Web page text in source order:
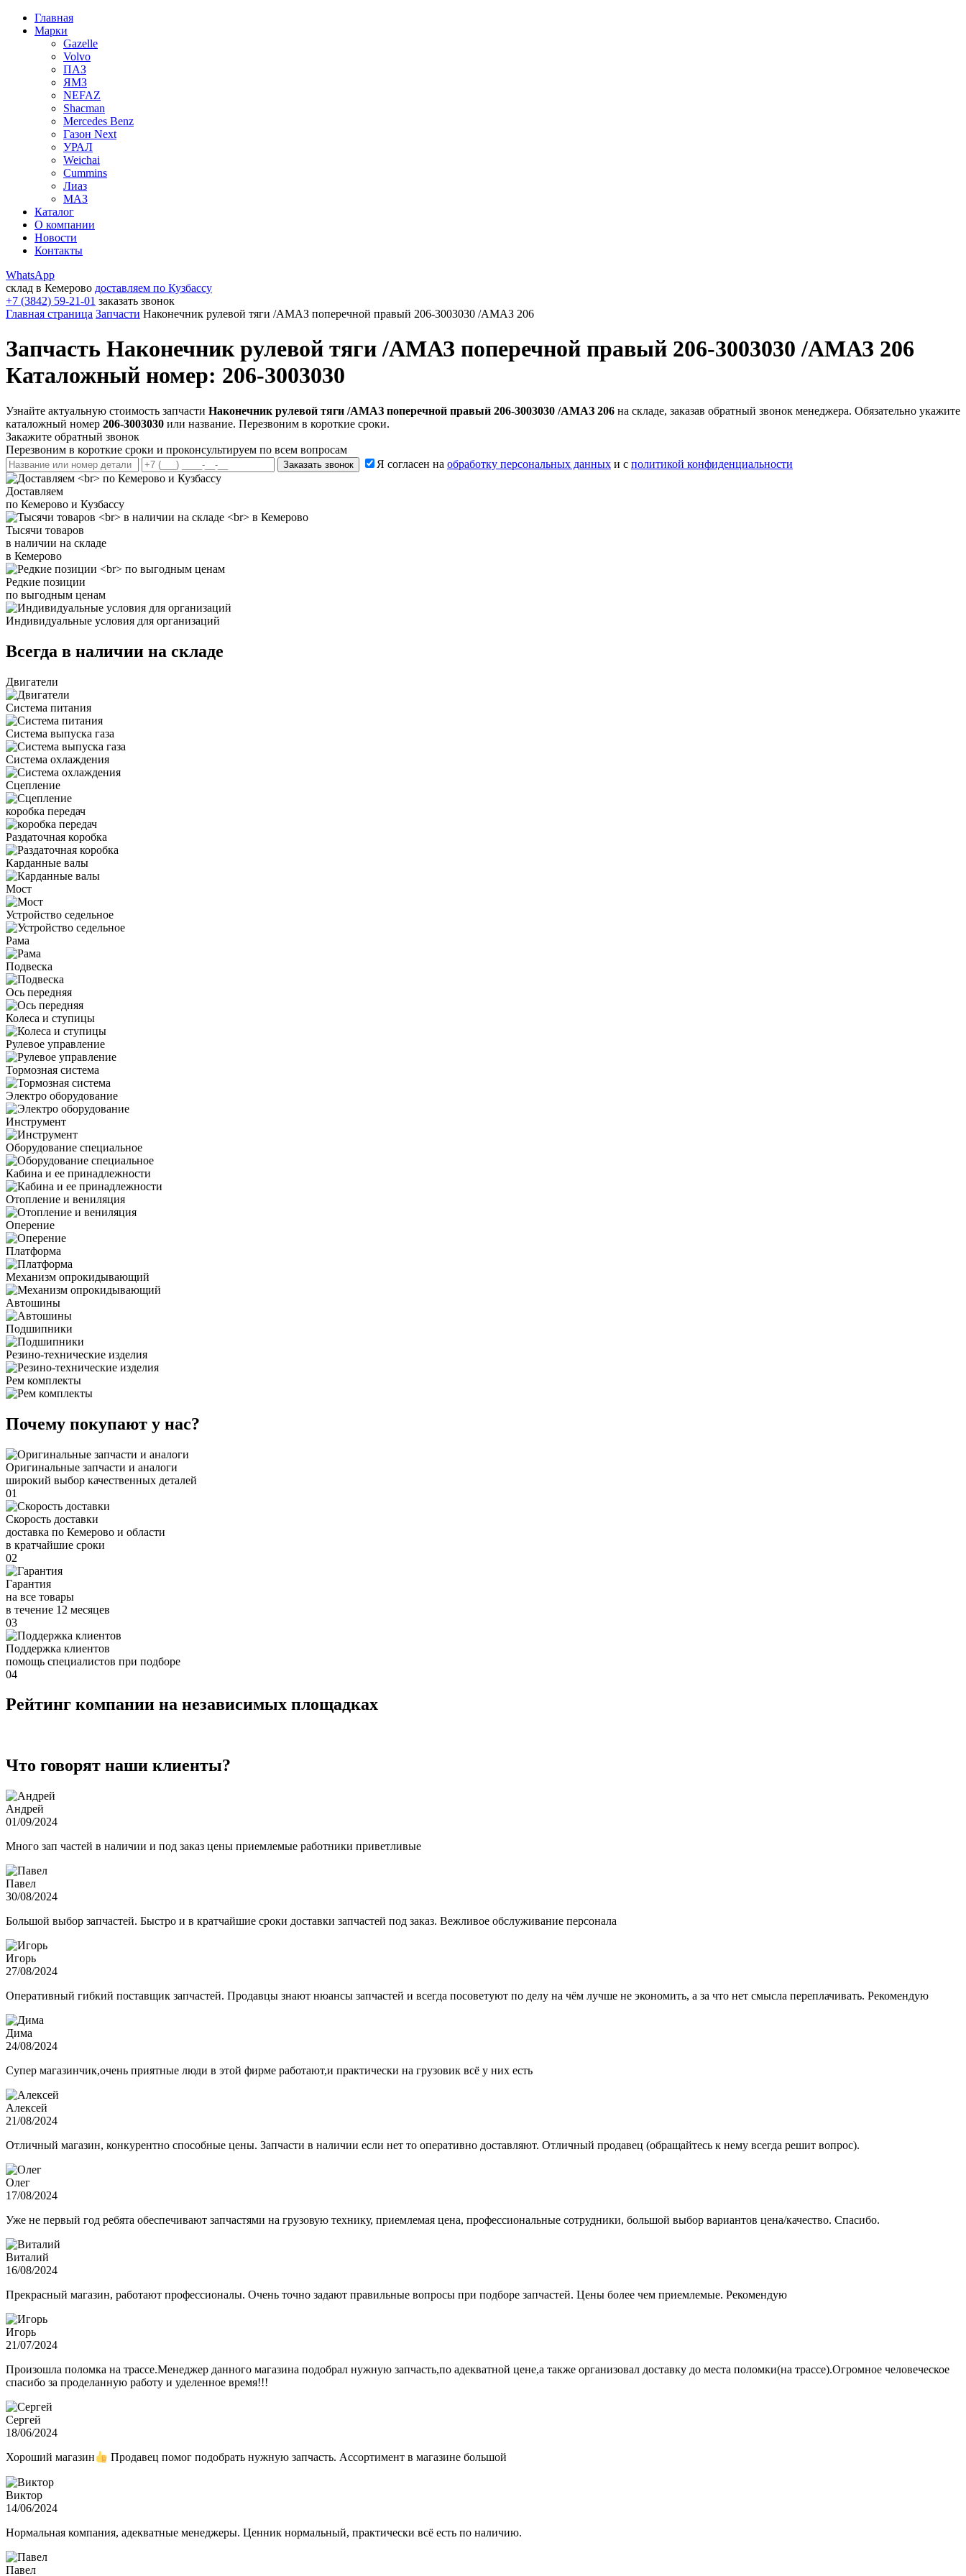
Главная
Марки
Gazelle
Volvo
ПАЗ
ЯМЗ
NEFAZ
Shacman
Mercedes Benz
Газон Next
УРАЛ
Weichai
Cummins
Лиаз
МАЗ
Каталог
О компании
Новости
Контакты
WhatsApp
склад в Кемерово доставляем по Кузбассу
+7 (3842) 59-21-01 заказать звонок
Главная страница Запчасти Наконечник рулевой тяги /АМАЗ поперечной правый 206-3003030 /АМАЗ 206
Запчасть Наконечник рулевой тяги /АМАЗ поперечной правый 206-3003030 /АМАЗ 206
Каталожный номер: 206-3003030
Узнайте актуальную стоимость запчасти Наконечник рулевой тяги /АМАЗ поперечной правый 206-3003030 /АМАЗ 206 на складе, заказав обратный звонок менеджера. Обязательно укажите
каталожный номер 206-3003030 или название. Перезвоним в короткие сроки.
Закажите обратный звонок
Перезвоним в короткие сроки и проконсультируем по всем вопросам
Заказать звонок Я согласен на обработку персональных данных и с политикой конфиденциальности
Доставляем
по Кемерово и Кузбассу
Тысячи товаров
в наличии на складе
в Кемерово
Редкие позиции
по выгодным ценам
Индивидуальные условия для организаций
Всегда в наличии на складе
Двигатели
Система питания
Система выпуска газа
Система охлаждения
Сцепление
коробка передач
Раздаточная коробка
Карданные валы
Мост
Устройство седельное
Рама
Подвеска
Ось передняя
Колеса и ступицы
Рулевое управление
Тормозная система
Электро оборудование
Инструмент
Оборудование специальное
Кабина и ее принадлежности
Отопление и вениляция
Оперение
Платформа
Механизм опрокидывающий
Автошины
Подшипники
Резино-технические изделия
Рем комплекты
Почему покупают у нас?
Оригинальные запчасти и аналоги
широкий выбор качественных деталей
01
Скорость доставки
доставка по Кемерово и области
в кратчайшие сроки
02
Гарантия
на все товары
в течение 12 месяцев
03
Поддержка клиентов
помощь специалистов при подборе
04
Рейтинг компании на независимых площадках
Что говорят наши клиенты?
Андрей
01/09/2024
Много зап частей в наличии и под заказ цены приемлемые работники приветливые
Павел
30/08/2024
Большой выбор запчастей. Быстро и в кратчайшие сроки доставки запчастей под заказ. Вежливое обслуживание персонала
Игорь
27/08/2024
Оперативный гибкий поставщик запчастей. Продавцы знают нюансы запчастей и всегда посоветуют по делу на чём лучше не экономить, а за что нет смысла переплачивать. Рекомендую
Дима
24/08/2024
Супер магазинчик,очень приятные люди в этой фирме работают,и практически на грузовик всё у них есть
Алексей
21/08/2024
Отличный магазин, конкурентно способные цены. Запчасти в наличии если нет то оперативно доставляют. Отличный продавец (обращайтесь к нему всегда решит вопрос).
Олег
17/08/2024
Уже не первый год ребята обеспечивают запчастями на грузовую технику, приемлемая цена, профессиональные сотрудники, большой выбор вариантов цена/качество. Спасибо.
Виталий
16/08/2024
Прекрасный магазин, работают профессионалы. Очень точно задают правильные вопросы при подборе запчастей. Цены более чем приемлемые. Рекомендую
Игорь
21/07/2024
Произошла поломка на трассе.Менеджер данного магазина подобрал нужную запчасть,по адекватной цене,а также организовал доставку до места поломки(на трассе).Огромное человеческое
спасибо за проделанную работу и уделенное время!!!
Сергей
18/06/2024
Хороший магазин Продавец помог подобрать нужную запчасть. Ассортимент в магазине большой
Виктор
14/06/2024
Нормальная компания, адекватные менеджеры. Ценник нормальный, практически всё есть по наличию.
Павел